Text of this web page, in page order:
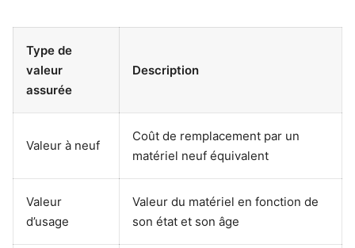
Type de
valeur
assurée
Description
Valeur à neuf
Coût de remplacement par un
matériel neuf équivalent
Valeur
d’usage
Valeur du matériel en fonction de
son état et son âge